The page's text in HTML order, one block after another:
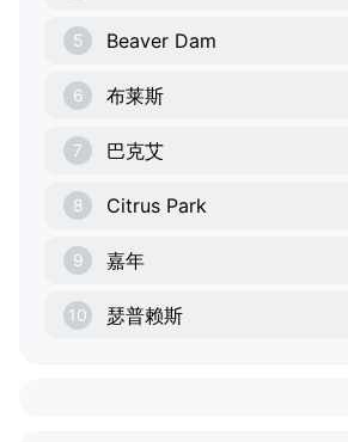
5 Beaver Dam
6 布莱斯
7 巴克艾
8 Citrus Park
9 嘉年
10 瑟普赖斯